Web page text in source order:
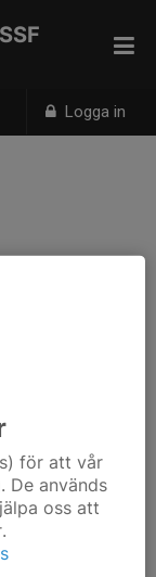
Logga in
för att vår
De används
oss att